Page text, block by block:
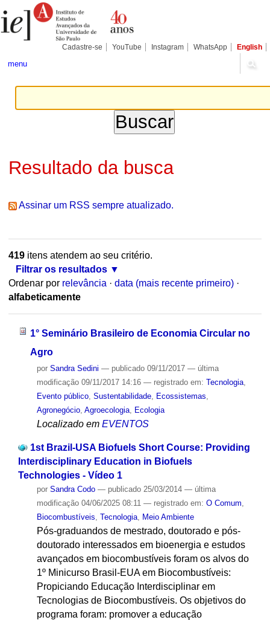
para
conteúdo.
Pessoais
Cadastre-se YouTube Instagram WhatsApp English
menu
Resultado da busca
Assinar um RSS sempre atualizado.
419itens atendem ao seu critério.
Filtrar os resultados
Ordenar por relevância · data (mais recente primeiro) ·
alfabeticamente
1° Seminário Brasileiro de Economia Circular no
Agro
por Sandra Sedini — publicado09/11/2017 — última
modificação09/11/2017 14:16 — registrado em: Tecnologia,
Evento público, Sustentabilidade, Ecossistemas
Agronegócio, Agroecologia, Ecologia
Localizado em EVENTOS
1st Brazil-USA Biofuels Short Course: Providing
Interdisciplinary Education in Biofuels
Technologies - Vídeo 1
por Sandra Codo — publicado25/03/2014 — última
modificação04/06/2025 08:11 — registrado em: O Comum
Biocombustíveis Tecnologia, Meio Ambiente
Pós-graduandos de mestrado, doutorado e pós-
doutorado interessados em bioenergia e estudos
avançados em biocombustíveis foram os alvos do
1º Minicurso Brasil-EUA em Biocombustíveis:
Propiciando Educação Interdisciplinar em
Tecnologias de Biocombustíveis. Os objetivos do
programa foram: promover a educação